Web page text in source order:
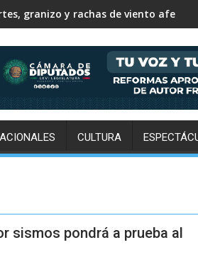
granizo y rachas de viento
CULTURA
sismos pondrá a prueba al